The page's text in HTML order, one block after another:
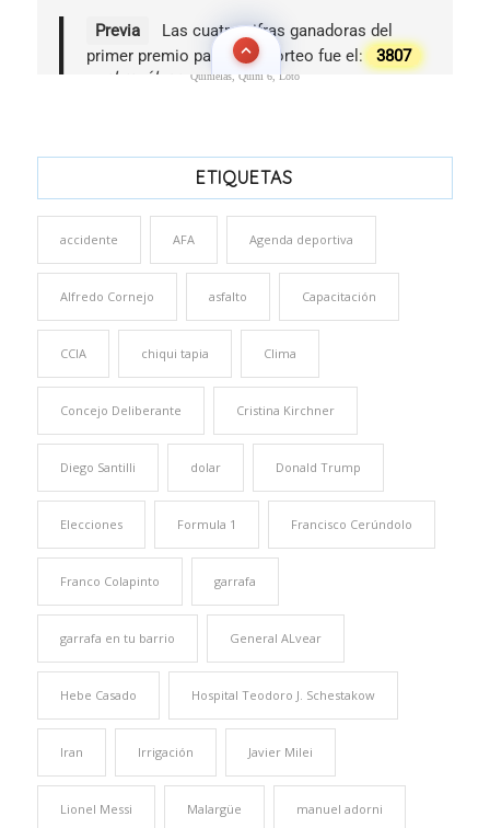
Quinielas, Quini 6, Loto
ETIQUETAS
accidente AFA Agenda deportiva
Alfredo Cornejo asfalto Capacitación
CCIA chiqui tapia Clima
Concejo Deliberante Cristina Kirchner
Diego Santilli dolar Donald Trump
Elecciones Formula 1 Francisco Cerúndolo
Franco Colapinto garrafa
garrafa en tu barrio General ALvear
Hebe Casado Hospital Teodoro J. Schestakow
Iran Irrigación Javier Milei
Lionel Messi Malargüe manuel adorni